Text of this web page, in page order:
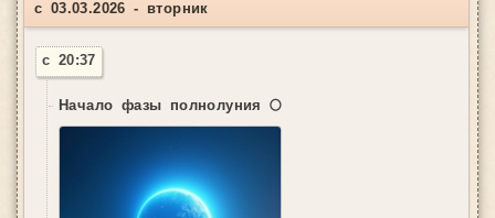
с 03.03.2026 - вторник
с 20:37
Начало фазы полнолуния 🌕